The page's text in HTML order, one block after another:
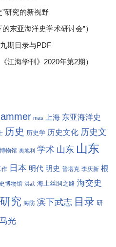
研究的新视野
东亚海洋史学术研讨会”）
期目录与PDF
江海学刊》2020年第2期）
mas 上海 东亚海洋史
历史 历史学 历史文化 历史文
物馆 奥地利 学术 山东 山东
作 日本 明代 明史 普塔克 李庆新 根
博物馆 洪武 海上丝绸之路 海交史
究 海防 滨下武志 目录 研
马光